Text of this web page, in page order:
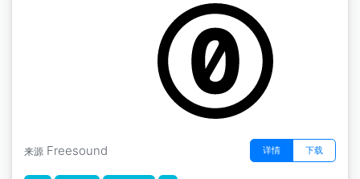
来源 Freesound 详情 下载